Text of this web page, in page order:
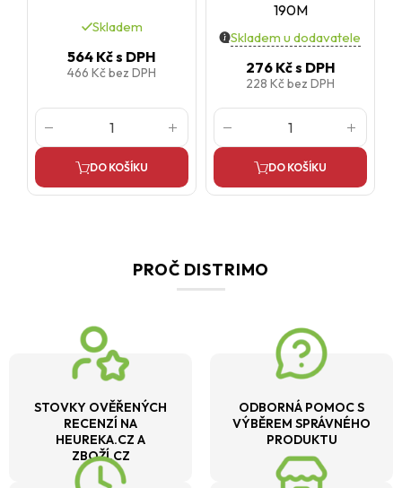
Skladem
564 Kčs DPH
466 Kčbez DPH
DO KOŠÍKU
190M
Skladem u dodavatele
276 Kčs DPH
228 Kčbez DPH
DO KOŠÍKU
PROČ DISTRIMO
STOVKY OVĚŘENÝCH
RECENZÍ NA
HEUREKA.CZ A
ZBOŽÍ.CZ
ODBORNÁ POMOC S
VÝBĚREM SPRÁVNÉHO
PRODUKTU